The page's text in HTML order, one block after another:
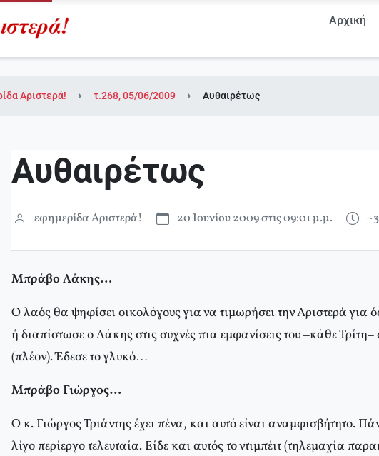
Αρχική
Αριστερά! τ.268, 05/06/2009 Αυθαιρέτως
Αυθαιρέτως
εφημερίδα Αριστερά! 20 Ιουνίου 2009 στις 09:01 μ.μ.
Μπράβο Λάκης…
Ο λαός θα ψηφίσει οικολόγους για να τιμωρήσει την Αριστερά για
ή διαπίστωσε ο Λάκης στις συχνές πια εμφανίσεις του –κάθε
(πλέον). Έδεσε το γλυκό…
Μπράβο Γιώργος…
Ο κ. Γιώργος Τριάντης έχει πένα, και αυτό είναι αναμφισβήτητο.
λίγο περίεργο τελευταία. Είδε και αυτός το ντιμπέιτ (τηλεμαχία